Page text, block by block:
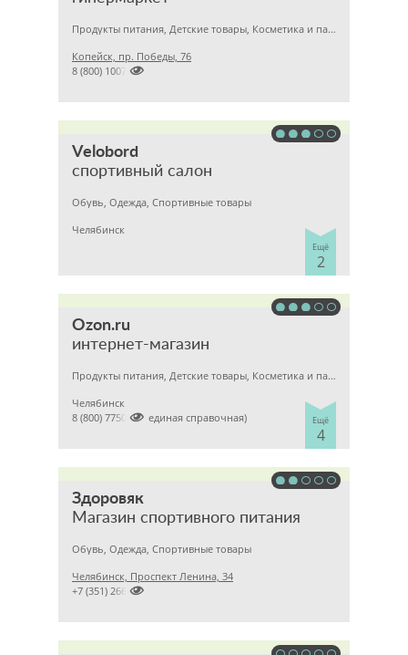
Продукты питания, Детские товары, Косметика и парфюмерия
Копейск, пр. Победы, 76

8 (800) 1007200
Velobord
спортивный салон
Обувь, Одежда, Спортивные товары
Ещё
2
Челябинск
Ozon.ru
интернет-магазин
Продукты питания, Детские товары, Косметика и парфюмерия
Ещё
4
Челябинск

8 (800) 7750606 (единая справочная)
Здоровяк
Магазин спортивного питания
Обувь, Одежда, Спортивные товары
Челябинск, Проспект Ленина, 34

+7 (351) 2665152